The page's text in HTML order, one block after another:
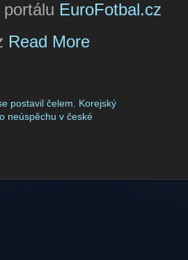
EuroFotbal.cz
Read More
postavil čelem. Korejský
neúspěchu v české